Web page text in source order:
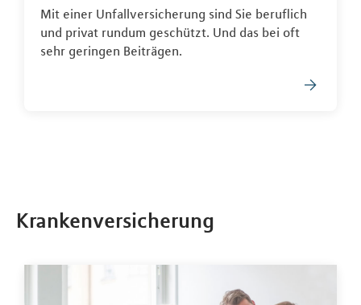
Mit einer Unfallversicherung sind Sie beruflich
und privat rundum geschützt. Und das bei oft
sehr geringen Beiträgen.
Krankenversicherung